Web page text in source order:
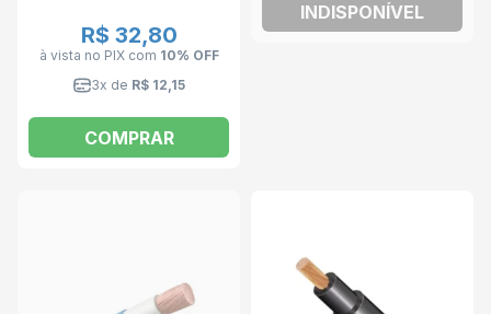
R$ 32,80
à vista no PIX com 10% OFF
3x de R$ 12,15
COMPRAR
INDISPONÍVEL